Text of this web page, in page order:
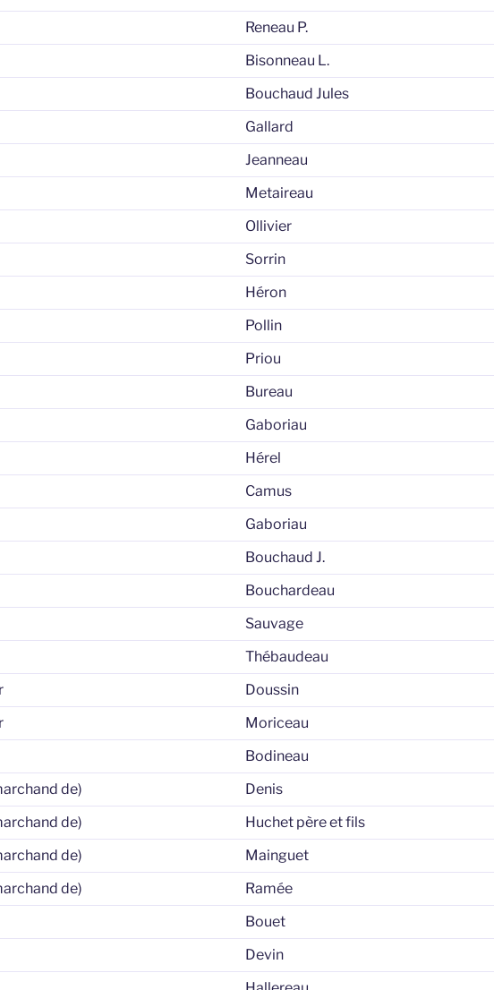
Reneau P.
Bisonneau L.
Bouchaud Jules
Gallard
Jeanneau
Metaireau
Ollivier
Sorrin
Héron
Pollin
Priou
Bureau
Gaboriau
Hérel
Camus
Gaboriau
Bouchaud J.
Bouchardeau
Sauvage
Thébaudeau
Doussin
Moriceau
Bodineau
de)
Denis
de)
Huchet père et fils
de)
Mainguet
de)
Ramée
Bouet
Devin